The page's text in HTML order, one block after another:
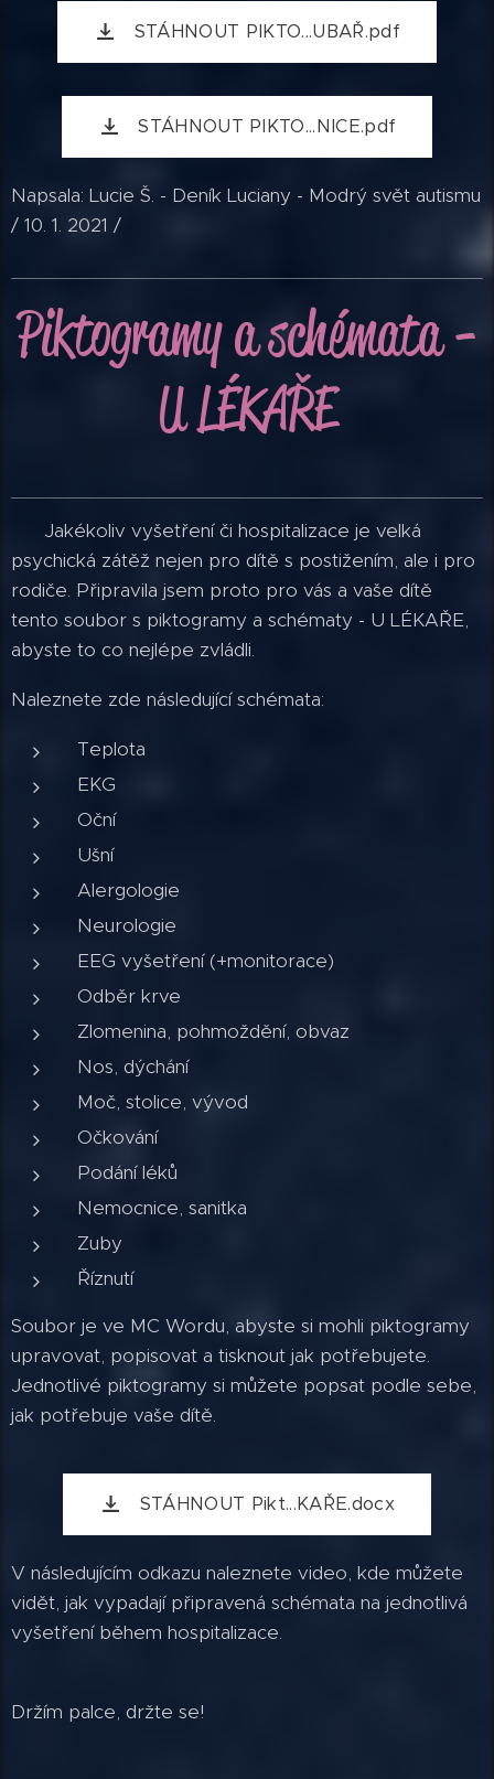
STÁHNOUT PIKTO...UBAŘ.pdf
STÁHNOUT PIKTO...NICE.pdf
Napsala: Lucie Š. - Deník Luciany - Modrý svět autismu
/ 10. 1. 2021 /
Piktogramya schémata -
ULÉKAŘE
Jakékoliv vyšetření či hospitalizace je velká
psychická zátěž nejen pro dítě s postižením, ale i pro
rodiče. Připravila jsem proto pro vás a vaše dítě
tento soubor s piktogramy a schématy - U LÉKAŘE,
abyste to co nejlépe zvládli.
Naleznete zde následující schémata:
Teplota
EKG
Oční
Ušní
Alergologie
Neurologie
EEG vyšetření (+monitorace)
Odběr krve
Zlomenina, pohmoždění, obvaz
Nos, dýchání
Moč, stolice, vývod
Očkování
Podání léků
Nemocnice, sanitka
Zuby
Říznutí
Soubor je ve MC Wordu, abyste si mohli piktogramy
upravovat, popisovat a tisknout jak potřebujete.
Jednotlivé piktogramy si můžete popsat podle sebe,
jak potřebuje vaše dítě.
STÁHNOUT Pikt...KAŘE.docx
V následujícím odkazu naleznete video, kde můžete
vidět, jak vypadají připravená schémata na jednotlivá
vyšetření během hospitalizace.
Držím palce, držte se!